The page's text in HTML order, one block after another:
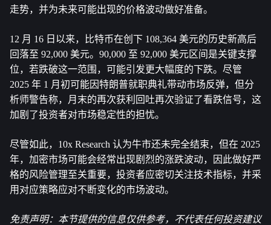
走势，并为未来可能出现的价格波动做好准备。
12 月 16 日以来，比特币在创下 108,364 美元的历史新高后
回落至 92,000 美元。90,000 至 92,000 美元区间是关键支撑
位，若跌破这一范围，可能引发更大幅度的下跌。尽管
2025 年 1 月初可能因特朗普就职典礼带动市场反弹，但分
析师警告称，月末的再次获利回吐再次验证了看跌信号，这
加剧了投资者对市场稳定性的担忧。
尽管如此，10x Research 认为牛市还未完全结束，但在 2025
年，加密市场可能会经常出现剧烈的涨跌波动，因此做好严
格的风险管理至关重要，投资者应密切关注技术指标，并采
用对应策略应对不断变化的市场波动。
免责声明：本节提供的信息仅供参考，不代表任何投资建议